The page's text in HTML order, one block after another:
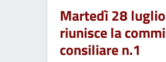
Martedì 28
riunisce la
consiliare n.1